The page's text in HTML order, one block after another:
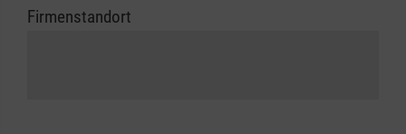
Firmenstandort